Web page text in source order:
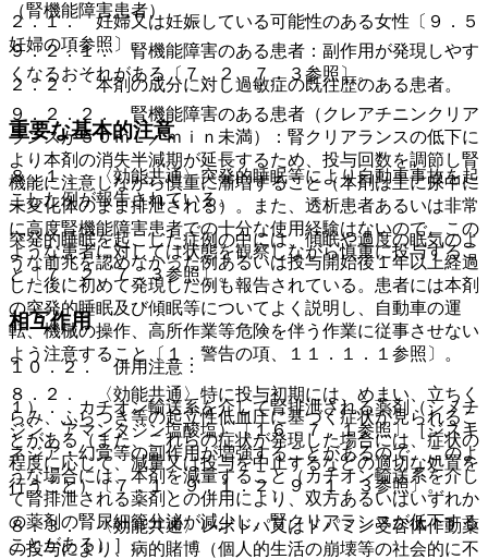
（腎機能障害患者）
９．２．１． 腎機能障害のある患者：副作用が発現しやす
くなるおそれがある〔７．２、７．３参照〕。
９．２．２． 腎機能障害のある患者（クレアチニンクリア
ランスが５０ｍＬ／ｍｉｎ未満）：腎クリアランスの低下に
より本剤の消失半減期が延長するため、投与回数を調節し腎
機能に注意しながら慎重に漸増すること（本剤は主に尿中に
未変化体のまま排泄される）。また、透析患者あるいは非常
に高度腎機能障害患者での十分な使用経験はないので、この
ような患者に対しては状態を観察しながら慎重に投与するこ
と〔７．２、７．３参照〕。
相互作用
１０．２． 併用注意：
１）． カチオン輸送系を介して腎排泄される薬剤（シメチ
ジン、アマンタジン塩酸塩）〔１６．７．１参照〕［ジスキ
ネジア・幻覚等の副作用が増強することがあるので、このよ
うな場合には、本剤を減量すること（カチオン輸送系を介し
て腎排泄される薬剤との併用により、双方あるいはいずれか
の薬剤の腎尿細管分泌が減少し、腎クリアランスが低下する
ことがある）］。
２．１． 妊婦又は妊娠している可能性のある女性〔９．５
妊婦の項参照〕。
２．２． 本剤の成分に対し過敏症の既往歴のある患者。
重要な基本的注意
８．１． 〈効能共通〉突発的睡眠等により自動車事故を起
こした例が報告されている。
突発的睡眠を起こした症例の中には、傾眠や過度の眠気のよ
うな前兆を認めなかった例あるいは投与開始後１年以上経過
した後に初めて発現した例も報告されている。患者には本剤
の突発的睡眠及び傾眠等についてよく説明し、自動車の運
転、機械の操作、高所作業等危険を伴う作業に従事させない
よう注意すること〔１．警告の項、１１．１．１参照〕。
８．２． 〈効能共通〉特に投与初期には、めまい、立ちく
らみ、ふらつき等の起立性低血圧に基づく症状が見られるこ
とがある（また、これらの症状が発現した場合には、症状の
程度に応じて、減量又は投与を中止するなどの適切な処置を
行うこと）〔７．１、９．１．２、９．１．３参照〕。
８．３． 〈効能共通〉レボドパ又はドパミン受容体作動薬
の投与により、病的賭博（個人的生活の崩壊等の社会的に不